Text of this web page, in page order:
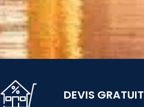
DEVIS GRATUIT